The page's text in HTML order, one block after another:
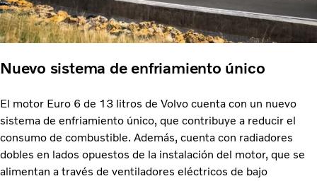
Nuevo sistema de enfriamiento único
El motor Euro 6 de 13 litros de Volvo cuenta con un nuevo
sistema de enfriamiento único, que contribuye a reducir el
consumo de combustible. Además, cuenta con radiadores
dobles en lados opuestos de la instalación del motor, que se
alimentan a través de ventiladores eléctricos de bajo